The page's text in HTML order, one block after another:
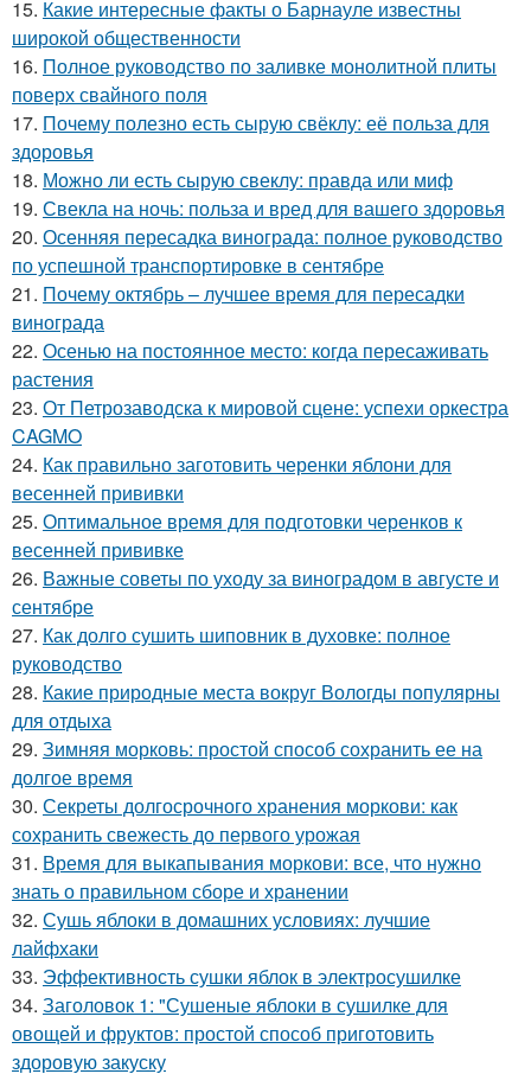
15. Какие интересные факты о Барнауле известны
широкой общественности
16. Полное руководство по заливке монолитной плиты
поверх свайного поля
17. Почему полезно есть сырую свёклу: её польза для
здоровья
18. Можно ли есть сырую свеклу: правда или миф
19. Свекла на ночь: польза и вред для вашего здоровья
20. Осенняя пересадка винограда: полное руководство
по успешной транспортировке в сентябре
21. Почему октябрь – лучшее время для пересадки
винограда
22. Осенью на постоянное место: когда пересаживать
растения
23. От Петрозаводска к мировой сцене: успехи оркестра
CAGMO
24. Как правильно заготовить черенки яблони для
весенней прививки
25. Оптимальное время для подготовки черенков к
весенней прививке
26. Важные советы по уходу за виноградом в августе и
сентябре
27. Как долго сушить шиповник в духовке: полное
руководство
28. Какие природные места вокруг Вологды популярны
для отдыха
29. Зимняя морковь: простой способ сохранить ее на
долгое время
30. Секреты долгосрочного хранения моркови: как
сохранить свежесть до первого урожая
31. Время для выкапывания моркови: все, что нужно
знать о правильном сборе и хранении
32. Сушь яблоки в домашних условиях: лучшие
лайфхаки
33. Эффективность сушки яблок в электросушилке
34. Заголовок 1: "Сушеные яблоки в сушилке для
овощей и фруктов: простой способ приготовить
здоровую закуску